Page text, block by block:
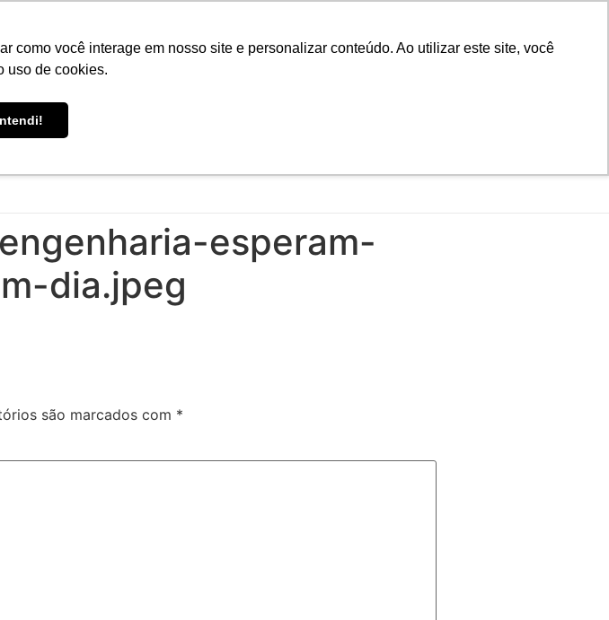
você interage em nosso site e personalizar conteúdo. Ao utilizar este site, você
uso de cookies.
CURSOS
esperam-
dia.jpeg
são marcados com *